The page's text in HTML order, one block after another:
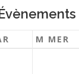
M MER